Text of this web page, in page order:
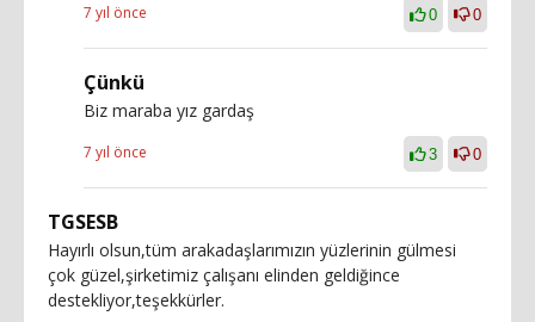
7 yıl önce 0 0
Çünkü
Biz maraba yız gardaş
7 yıl önce 3 0
TGSESB
Hayırlı olsun,tüm arakadaşlarımızın yüzlerinin gülmesi
çok güzel,şirketimiz çalışanı elinden geldiğince
destekliyor,teşekkürler.